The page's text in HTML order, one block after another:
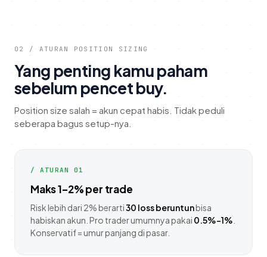
02 / ATURAN POSITION SIZING
Yang penting kamu paham
sebelum pencet buy.
Position size salah = akun cepat habis. Tidak peduli
seberapa bagus setup-nya.
/ ATURAN 01
Maks 1–2% per trade
Risk lebih dari 2% berarti30 loss beruntunbisa
habiskan akun. Pro trader umumnya pakai 0.5%–1%
Konservatif = umur panjang di pasar.